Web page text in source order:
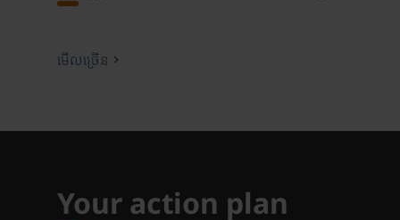
មើលច្រើន
Your action plan